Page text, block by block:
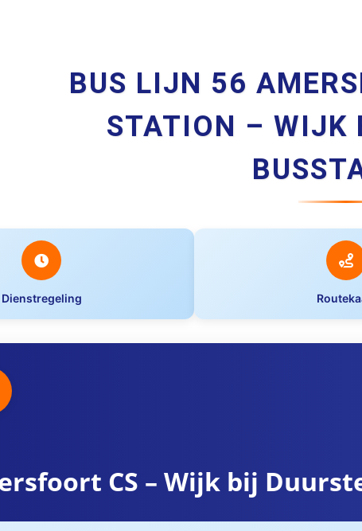
BUS LIJN 56
STATION – WIJK
Dienstregeling
CS – Wijk bij